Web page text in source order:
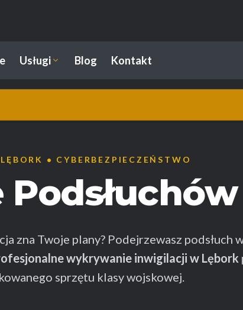
Usługi Blog Kontakt
• CYBERBEZPIECZEŃSTWO
zna Twoje plany? Podejrzewasz podsłuch
wykrywanie inwigilacji w Lębork
sprzętu klasy wojskowej.